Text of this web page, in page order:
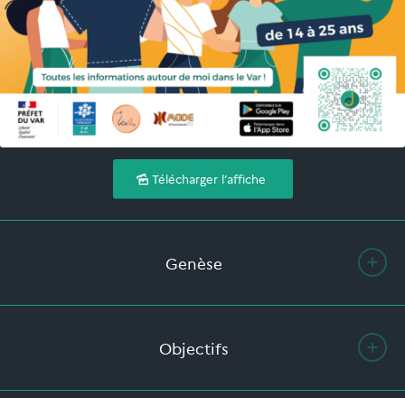
Télécharger l’affiche
Genèse
Objectifs